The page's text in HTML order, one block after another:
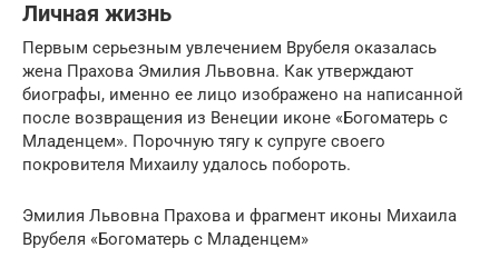
Личная жизнь
Первым серьезным увлечением Врубеля оказалась
жена Прахова Эмилия Львовна. Как утверждают
биографы, именно ее лицо изображено на написанной
после возвращения из Венеции иконе «Богоматерь c
Младенцем». Порочную тягу к супруге своего
покровителя Михаилу удалось побороть.
Эмилия Львовна Прахова и фрагмент иконы Михаила
Врубеля «Богоматерь c Младенцем»